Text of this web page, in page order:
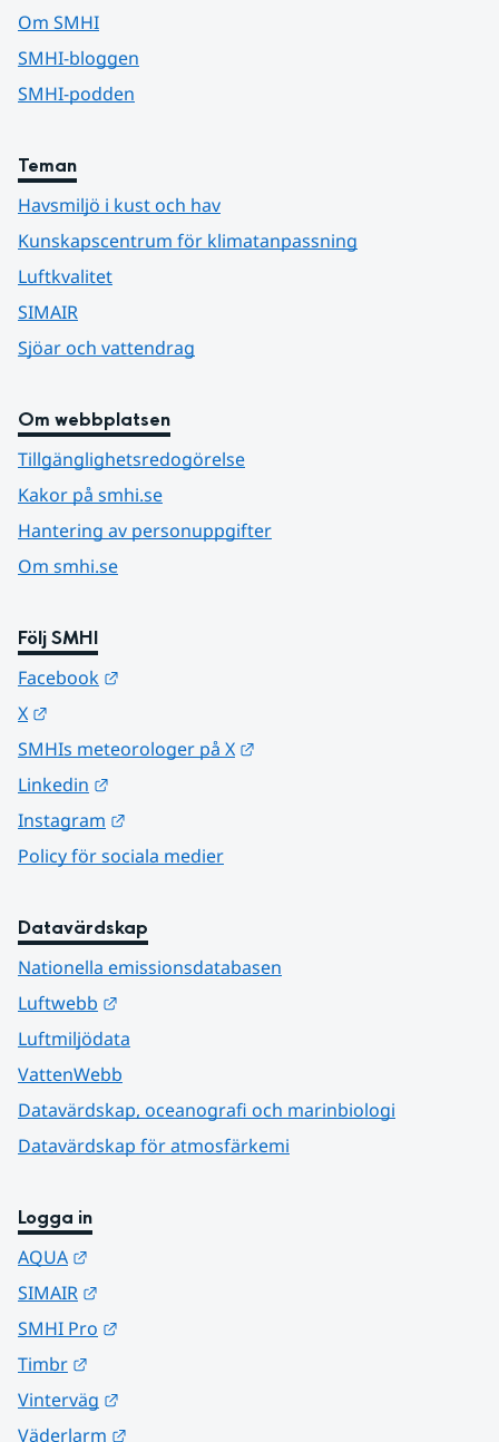
Om SMHI
SMHI-bloggen
SMHI-podden
Teman
Havsmiljö i kust och hav
Kunskapscentrum för klimatanpassning
Luftkvalitet
SIMAIR
Sjöar och vattendrag
Om webbplatsen
Tillgänglighetsredogörelse
Kakor på smhi.se
Hantering av personuppgifter
Om smhi.se
Följ SMHI
Facebook
X
SMHIs meteorologer på X
Linkedin
Instagram
Policy för sociala medier
Datavärdskap
Nationella emissionsdatabasen
Luftwebb
Luftmiljödata
VattenWebb
Datavärdskap, oceanografi och marinbiologi
Datavärdskap för atmosfärkemi
Logga in
AQUA
SIMAIR
SMHI Pro
Timbr
Vinterväg
Väderlarm